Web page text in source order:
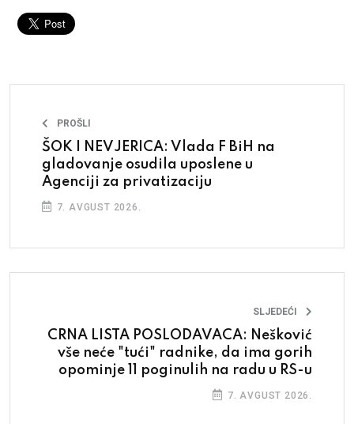
PROŠLI
ŠOK I NEVJERICA: Vlada F BiH na
gladovanje osudila uposlene u
Agenciji za privatizaciju
7. AVGUST 2026.
SLJEDEĆI
CRNA LISTA POSLODAVACA: Nešković
vše neće "tući" radnike, da ima gorih
opominje 11 poginulih na radu u RS-u
7. AVGUST 2026.